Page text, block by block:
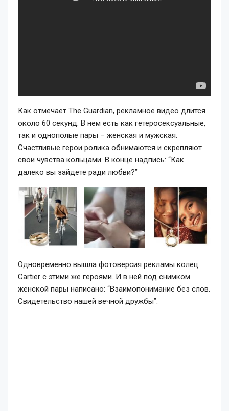
Как отмечает The Guardian, рекламное видео длится
около 60 секунд. В нем есть как гетеросексуальные,
так и однополые пары – женская и мужская.
Счастливые герои ролика обнимаются и скрепляют
свои чувства кольцами. В конце надпись: “Как
далеко вы зайдете ради любви?”
Одновременно вышла фотоверсия рекламы колец
Cartier с этими же героями. И в ней под снимком
женской пары написано: “Взаимопонимание без слов.
Свидетельство нашей вечной дружбы”.